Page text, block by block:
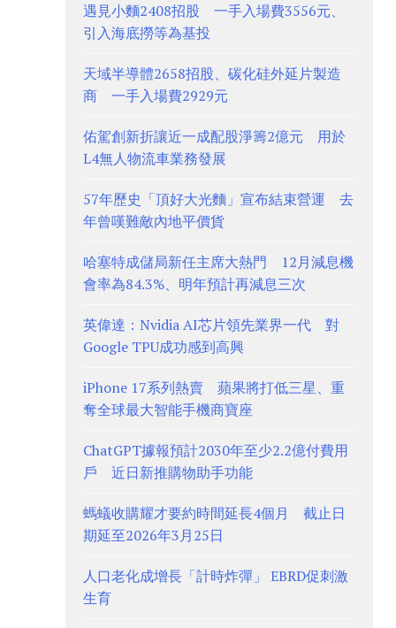
遇見小麵2408招股 一手入場費3556元、
引入海底撈等為基投
天域半導體2658招股、碳化硅外延片製造
商 一手入場費2929元
佑駕創新折讓近一成配股淨籌2億元 用於
L4無人物流車業務發展
57年歷史「頂好大光麵」宣布結束營運 去
年曾嘆難敵內地平價貨
哈塞特成儲局新任主席大熱門 12月減息機
會率為84.3%、明年預計再減息三次
英偉達：Nvidia AI芯片領先業界一代 對
Google TPU成功感到高興
iPhone 17系列熱賣 蘋果將打低三星、重
奪全球最大智能手機商寶座
ChatGPT據報預計2030年至少2.2億付費用
戶 近日新推購物助手功能
螞蟻收購耀才要約時間延長4個月 截止日
期延至2026年3月25日
人口老化成增長「計時炸彈」 EBRD促刺激
生育